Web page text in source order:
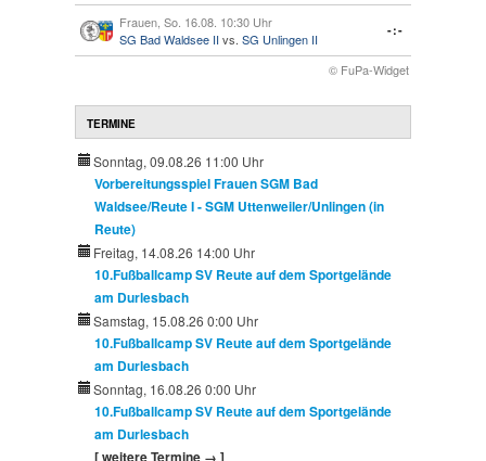
Frauen, So. 16.08. 10:30 Uhr
SG Bad Waldsee IIvs. SG Unlingen II
-:-
© FuPa-Widget
TERMINE
Sonntag, 09.08.26 11:00 Uhr
Vorbereitungsspiel Frauen SGM Bad
Waldsee/Reute I - SGM Uttenweiler/Unlingen (in
Reute)
Freitag, 14.08.26 14:00 Uhr
10.Fußballcamp SV Reute auf dem Sportgelände
am Durlesbach
Samstag, 15.08.26 0:00 Uhr
10.Fußballcamp SV Reute auf dem Sportgelände
am Durlesbach
Sonntag, 16.08.26 0:00 Uhr
10.Fußballcamp SV Reute auf dem Sportgelände
am Durlesbach
[ weitere Termine → ]